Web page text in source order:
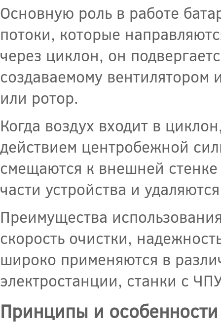
Основную роль в работе
потоки, которые
через циклон, он
создаваемому
или ротор.
Когда воздух входит в
действием центробежной
смещаются к внешней
части устройства и
Преимущества
скорость очистки,
широко применяются в
электростанции, станки с
Принципы и особенности